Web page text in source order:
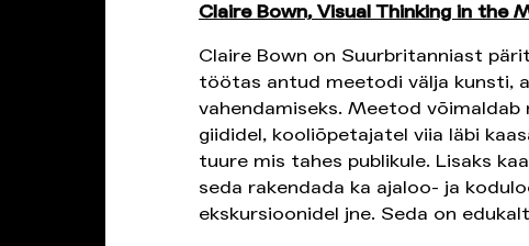
Claire Bown, Visual Thinking in the
Claire Bown on Suurbritanniast
töötas antud meetodi välja kunsti,
vahendamiseks. Meetod
giididel, kooliõpetajatel viia läbi
tuure mis tahes publikule. Lisaks
seda rakendada ka ajaloo- ja
ekskursioonidel jne. Seda on